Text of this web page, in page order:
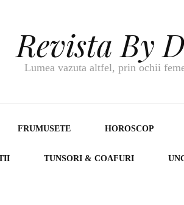
Revista By
Lumea vazuta altfel, prin ochii
FRUMUSETE HOROSCOP
TUNSORI & COAFURI